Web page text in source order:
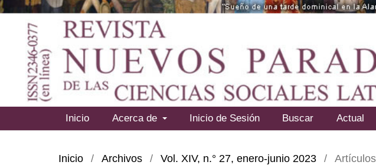
Inicio Acerca de Inicio de Sesión Buscar Actual
Inicio / Archivos / Vol. XIV, n.° 27, enero-junio 2023 / Artículos